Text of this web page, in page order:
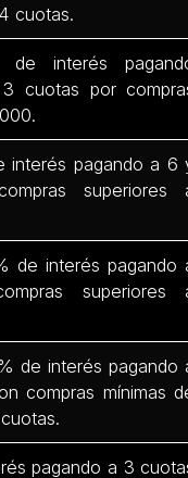
cuotas.
de interés
cuotas por
interés pagando a 6
superiores
de interés pagando
superiores
de interés pagando
compras mínimas
pagando a 3